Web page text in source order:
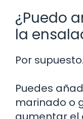
¿Puedo
la
Por supuesto.
Puedes
marinado o